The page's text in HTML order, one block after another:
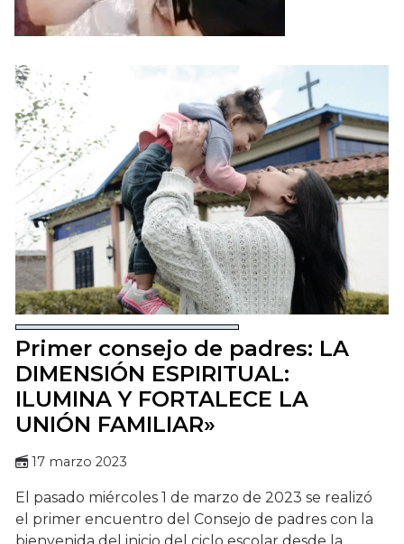
Primer consejo de padres: LA
DIMENSIÓN ESPIRITUAL:
ILUMINA Y FORTALECE LA
UNIÓN FAMILIAR»
17 marzo 2023
El pasado miércoles 1 de marzo de 2023 se realizó
el primer encuentro del Consejo de padres con la